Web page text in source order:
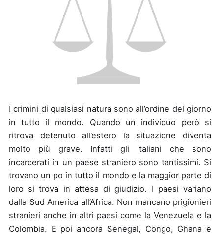
I crimini di qualsiasi natura sono all’ordine del giorno
in tutto il mondo. Quando un individuo però si
ritrova detenuto all’estero la situazione diventa
molto più grave. Infatti gli italiani che sono
incarcerati in un paese straniero sono tantissimi. Si
trovano un po in tutto il mondo e la maggior parte di
loro si trova in attesa di giudizio. I paesi variano
dalla Sud America all’Africa. Non mancano prigionieri
stranieri anche in altri paesi come la Venezuela e la
Colombia. E poi ancora Senegal, Congo, Ghana e